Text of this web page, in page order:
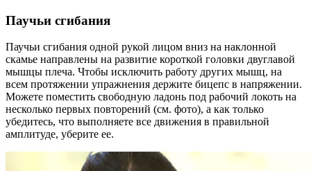
Паучьи сгибания
Паучьи сгибания одной рукой лицом вниз на наклонной
скамье направлены на развитие короткой головки двуглавой
мышцы плеча. Чтобы исключить работу других мышц, на
всем протяжении упражнения держите бицепс в напряжении.
Можете поместить свободную ладонь под рабочий локоть на
несколько первых повторений (см. фото), а как только
убедитесь, что выполняете все движения в правильной
амплитуде, уберите ее.